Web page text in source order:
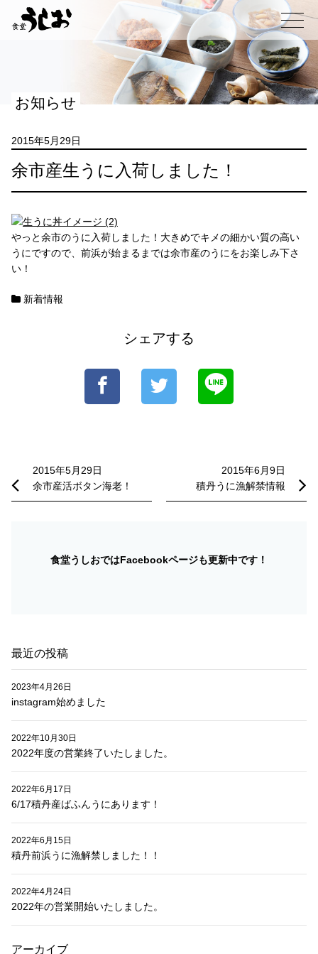
メニュー
お知らせ
2015年5月29日
余市産生うに入荷しました！
やっと余市のうに入荷しました！大きめでキメの細かい質の高い
うにですので、前浜が始まるまでは余市産のうにをお楽しみ下さ
い！
新着情報
シェアする
ナ
2015年5月29日
余市産活ボタン海老！
2015年6月9日
積丹うに漁解禁情報
食堂うしおではFacebookページも更新中です！
最近の投稿
instagram始めました
2023年4月26日
2022年度の営業終了いたしました。
2022年10月30日
6/17積丹産ばふんうにあります！
2022年6月17日
積丹前浜うに漁解禁しました！！
2022年6月15日
2022年の営業開始いたしました。
2022年4月24日
アーカイブ